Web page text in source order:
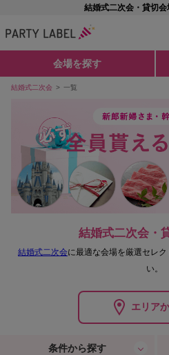
結婚式二次会・貸切会
会場を探す
結婚式二次会 一覧
結婚式二次会・
結婚式二次会に最適な会場を厳選セレク
い。
エリア
条件から探す